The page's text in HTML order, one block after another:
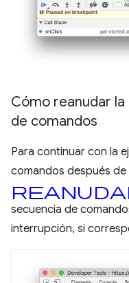
Cómo reanudar
de comandos
Para continuar con la
comandos después de
secuencia de
interrupción, si